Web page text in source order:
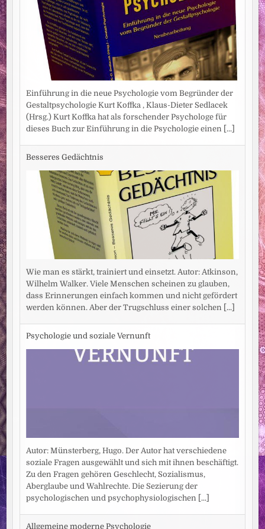
Einführung in die neue Psychologie vom Begründer der
Gestaltpsychologie Kurt Koffka , Klaus-Dieter Sedlacek
(Hrsg.) Kurt Koffka hat als forschender Psychologe für
dieses Buch zur Einführung in die Psychologie einen [...]
Besseres Gedächtnis
Wie man es stärkt, trainiert und einsetzt. Autor: Atkinson,
Wilhelm Walker. Viele Menschen scheinen zu glauben,
dass Erinnerungen einfach kommen und nicht gefördert
werden können. Aber der Trugschluss einer solchen [...]
Psychologie und soziale Vernunft
Autor: Münsterberg, Hugo. Der Autor hat verschiedene
soziale Fragen ausgewählt und sich mit ihnen beschäftigt.
Zu den Fragen gehören Geschlecht, Sozialismus,
Aberglaube und Wahlrechte. Die Sezierung der
psychologischen und psychophysiologischen [...]
Allgemeine moderne Psychologie